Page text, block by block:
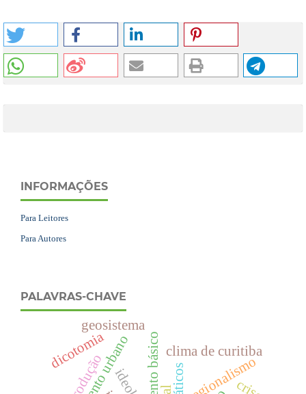
INFORMAÇÕES
Para Leitores
Para Autores
PALAVRAS-CHAVE
regionalismo
clima de curitiba
geosistema
dicotomia